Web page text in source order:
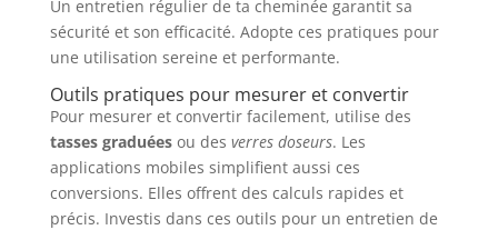
Un entretien régulier de ta cheminée garantit sa
sécurité et son efficacité. Adopte ces pratiques pour
une utilisation sereine et performante.
Outils pratiques pour mesurer et convertir
Pour mesurer et convertir facilement, utilise des
tasses graduéesou des verres doseurs. Les
applications mobiles simplifient aussi ces
conversions. Elles offrent des calculs rapides et
précis. Investis dans ces outils pour un entretien de